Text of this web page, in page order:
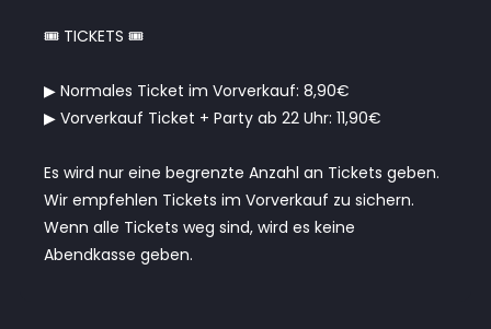
🎟 TICKETS 🎟
▶︎ Normales Ticket im Vorverkauf: 8,90€
▶︎ Vorverkauf Ticket + Party ab 22 Uhr: 11,90€
Es wird nur eine begrenzte Anzahl an Tickets geben.
Wir empfehlen Tickets im Vorverkauf zu sichern.
Wenn alle Tickets weg sind, wird es keine
Abendkasse geben.